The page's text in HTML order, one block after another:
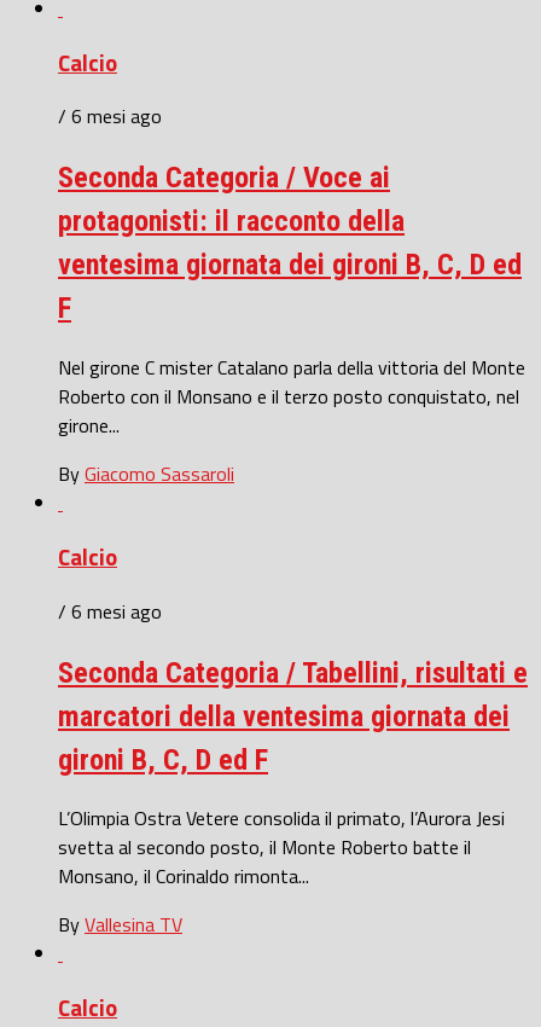
Calcio
/ 6 mesi ago
Seconda Categoria / Voce ai
protagonisti: il racconto della
ventesima giornata dei gironi B, C, D ed
F
Nel girone C mister Catalano parla della vittoria del Monte
Roberto con il Monsano e il terzo posto conquistato, nel
girone...
ByGiacomo Sassaroli
Calcio
/ 6 mesi ago
Seconda Categoria / Tabellini, risultati e
marcatori della ventesima giornata dei
gironi B, C, D ed F
L’Olimpia Ostra Vetere consolida il primato, l’Aurora Jesi
svetta al secondo posto, il Monte Roberto batte il
Monsano, il Corinaldo rimonta...
ByVallesina TV
Calcio